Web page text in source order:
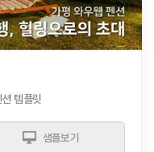
템플릿
샘플보기